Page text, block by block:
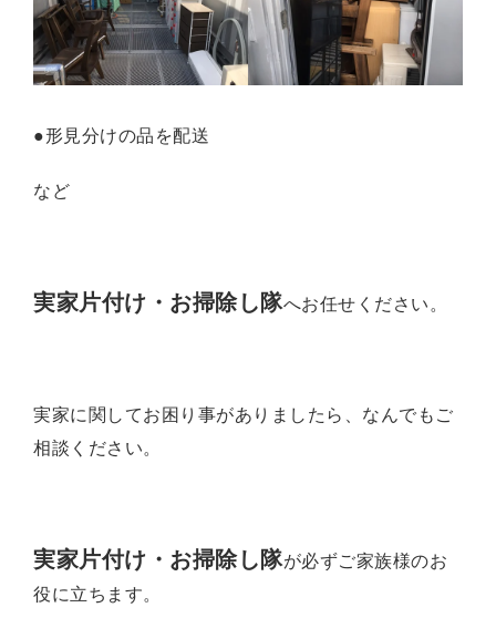
●形見分けの品を配送
など
実家片付け・お掃除し隊へお任せください。
実家に関してお困り事がありましたら、なんでもご
相談ください。
実家片付け・お掃除し隊が必ずご家族様のお
役に立ちます。